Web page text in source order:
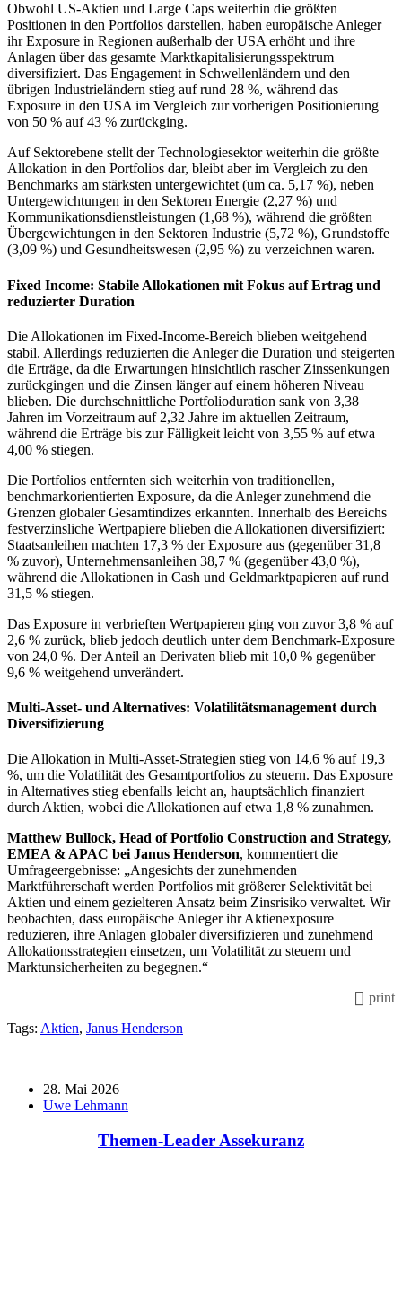
Obwohl US-Aktien und Large Caps weiterhin die größten
Positionen in den Portfolios darstellen, haben europäische Anleger
ihr Exposure in Regionen außerhalb der USA erhöht und ihre
Anlagen über das gesamte Marktkapitalisierungsspektrum
diversifiziert. Das Engagement in Schwellenländern und den
übrigen Industrieländern stieg auf rund 28 %, während das
Exposure in den USA im Vergleich zur vorherigen Positionierung
von 50 % auf 43 % zurückging.
Auf Sektorebene stellt der Technologiesektor weiterhin die größte
Allokation in den Portfolios dar, bleibt aber im Vergleich zu den
Benchmarks am stärksten untergewichtet (um ca. 5,17 %), neben
Untergewichtungen in den Sektoren Energie (2,27 %) und
Kommunikationsdienstleistungen (1,68 %), während die größten
Übergewichtungen in den Sektoren Industrie (5,72 %), Grundstoffe
(3,09 %) und Gesundheitswesen (2,95 %) zu verzeichnen waren.
Fixed Income: Stabile Allokationen mit Fokus auf Ertrag und
reduzierter Duration
Die Allokationen im Fixed-Income-Bereich blieben weitgehend
stabil. Allerdings reduzierten die Anleger die Duration und steigerten
die Erträge, da die Erwartungen hinsichtlich rascher Zinssenkungen
zurückgingen und die Zinsen länger auf einem höheren Niveau
blieben. Die durchschnittliche Portfolioduration sank von 3,38
Jahren im Vorzeitraum auf 2,32 Jahre im aktuellen Zeitraum,
während die Erträge bis zur Fälligkeit leicht von 3,55 % auf etwa
4,00 % stiegen.
Die Portfolios entfernten sich weiterhin von traditionellen,
benchmarkorientierten Exposure, da die Anleger zunehmend die
Grenzen globaler Gesamtindizes erkannten. Innerhalb des Bereichs
festverzinsliche Wertpapiere blieben die Allokationen diversifiziert:
Staatsanleihen machten 17,3 % der Exposure aus (gegenüber 31,8
% zuvor), Unternehmensanleihen 38,7 % (gegenüber 43,0 %),
während die Allokationen in Cash und Geldmarktpapieren auf rund
31,5 % stiegen.
Das Exposure in verbrieften Wertpapieren ging von zuvor 3,8 % auf
2,6 % zurück, blieb jedoch deutlich unter dem Benchmark-Exposure
von 24,0 %. Der Anteil an Derivaten blieb mit 10,0 % gegenüber
9,6 % weitgehend unverändert.
Multi-Asset- und Alternatives: Volatilitätsmanagement durch
Diversifizierung
Die Allokation in Multi-Asset-Strategien stieg von 14,6 % auf 19,3
%, um die Volatilität des Gesamtportfolios zu steuern. Das Exposure
in Alternatives stieg ebenfalls leicht an, hauptsächlich finanziert
durch Aktien, wobei die Allokationen auf etwa 1,8 % zunahmen.
Matthew Bullock, Head of Portfolio Construction and Strategy,
EMEA & APAC bei Janus Henderson, kommentiert die
Umfrageergebnisse: „Angesichts der zunehmenden
Marktführerschaft werden Portfolios mit größerer Selektivität bei
Aktien und einem gezielteren Ansatz beim Zinsrisiko verwaltet. Wir
beobachten, dass europäische Anleger ihr Aktienexposure
reduzieren, ihre Anlagen globaler diversifizieren und zunehmend
Allokationsstrategien einsetzen, um Volatilität zu steuern und
Marktunsicherheiten zu begegnen.“
print
Tags: Aktien, Janus Henderson
28. Mai 2026
Uwe Lehmann
Themen-Leader Assekuranz